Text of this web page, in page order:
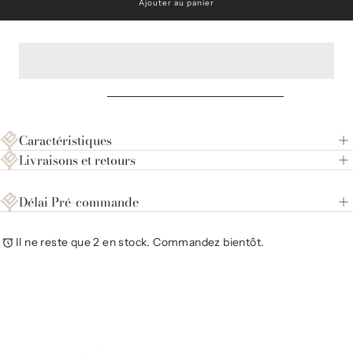
7
7
Ajouter au panier
Caractéristiques
Livraisons et retours
Délai Pré-commande
Il ne reste que 2 en stock. Commandez bientôt.